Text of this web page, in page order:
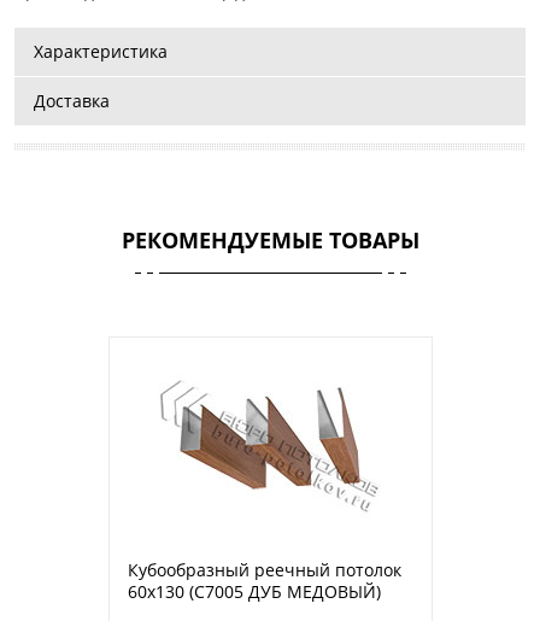
Характеристика
Доставка
РЕКОМЕНДУЕМЫЕ ТОВАРЫ
Кубообразный реечный потолок
60х130 (C7005 ДУБ МЕДОВЫЙ)